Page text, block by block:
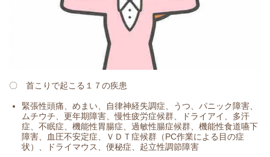
〇 首こりで起こる１７の疾患
緊張性頭痛、めまい、自律神経失調症、うつ、パニック障害、
ムチウチ、更年期障害、慢性疲労症候群、ドライアイ、多汗
症、不眠症、機能性胃腸症、過敏性腸症候群、機能性食道嚥下
障害、血圧不安定症、ＶＤＴ症候群（PC作業による目の症
状）、ドライマウス、便秘症、起立性調節障害